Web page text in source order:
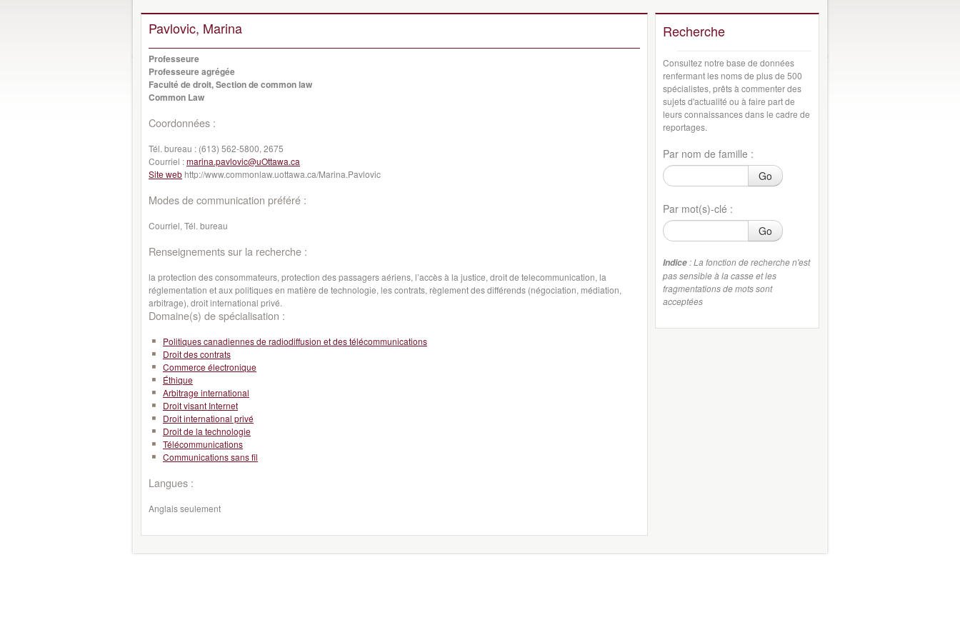
Pavlovic, Marina
Professeure
Professeure agrégée
Faculté de droit, Section de common law
Common Law
Coordonnées :
Tél. bureau : (613) 562-5800, 2675
Courriel :marina.pavlovic@uOttawa.ca
Site web http://www.commonlaw.uottawa.ca/Marina.Pavlovic
Modes de communication préféré :
Courriel, Tél. bureau
Renseignements sur la recherche :
la protection des consommateurs, protection des passagers aériens, l’accès à la justice, droit de telecommunication, la
réglementation et aux politiques en matière de technologie, les contrats, règlement des différends (négociation, médiation,
arbitrage), droit international privé.
Domaine(s) de spécialisation :
Politiques canadiennes de radiodiffusion et des télécommunications
Droit des contrats
Commerce électronique
Éthique
Arbitrage international
Droit visant Internet
Droit international privé
Droit de la technologie
Télécommunications
Communications sans fil
Langues :
Anglais seulement
Recherche
Consultez notre base de données
renfermant les noms de plus de 500
spécialistes, prêts à commenter des
sujets d'actualité ou à faire part de
leurs connaissances dans le cadre de
reportages.
Par nom de famille :
Go
Par mot(s)-clé :
Go
Indice : La fonction de recherche n'est
pas sensible à la casse et les
fragmentations de mots sont
acceptées